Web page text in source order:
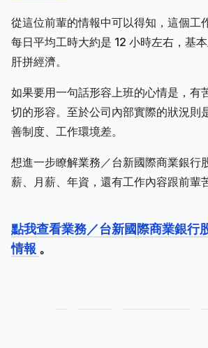
從這位前輩的情報中可以得知，這個工
每日平均工時大約是 12 小時左右，基
肝拼經濟。
如果要用一句話形容上班的心情是，有
切的形容。至於公司內部實際的狀況則
善制度、工作環境差。
想進一步瞭解業務／台新國際商業銀行
薪、月薪、年資，還有工作內容跟前輩
點我查看業務／台新國際商業銀行
情報 。